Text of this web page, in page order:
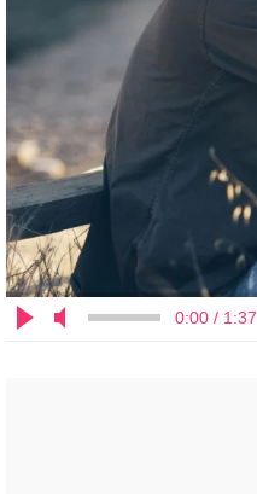
0:00 / 1:37